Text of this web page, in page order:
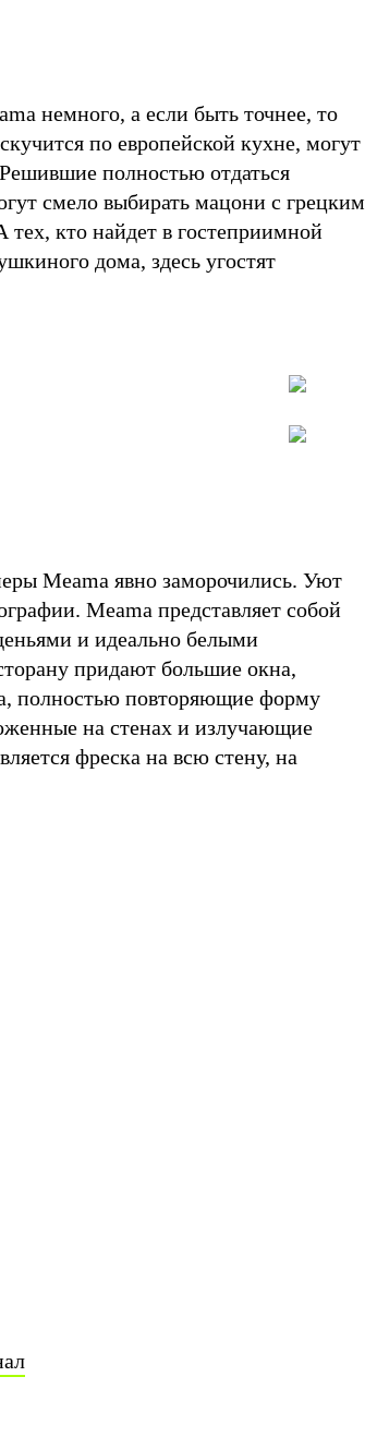
немного, а если быть точнее, то
по европейской кухне, могут
полностью отдаться
смело выбирать мацони с грецким
кто найдет в гостеприимной
дома, здесь угостят
Meama явно заморочились. Уют
Meama представляет собой
и идеально белыми
придают большие окна,
полностью повторяющие форму
на стенах и излучающие
фреска на всю стену, на